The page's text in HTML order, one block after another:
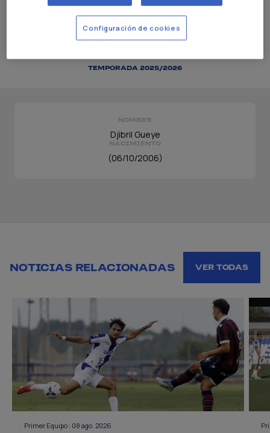
DJIBRIL GUEYE
TEMPORADA 2025/2026
NOMBRE
Djibril Gueye
NACIMIENTO
(06/10/2006)
NOTICIAS RELACIONADAS VER TODAS
Primer Equipo | 08 ago. 2026
Configuración de cookies